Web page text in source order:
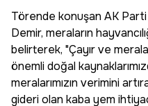
Törende konuşan AK
Demir, meraların
belirterek, "Çayır ve
önemli doğal
meralarımızın verimini
gideri olan kaba yem